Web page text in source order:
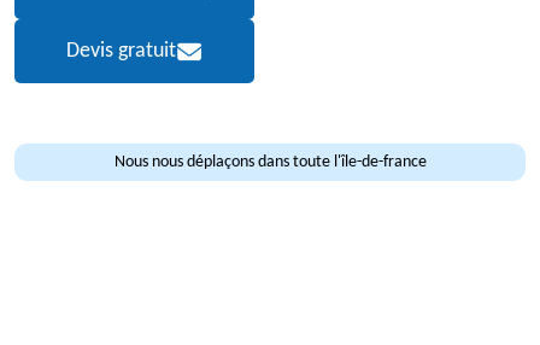
Devis gratuit
Nous nous déplaçons dans toute l'île-de-france